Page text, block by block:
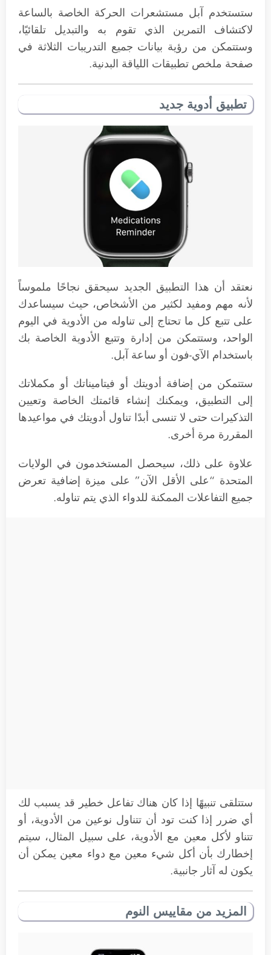
ستستخدم آبل مستشعرات الحركة الخاصة بالساعة
لاكتشاف التمرين الذي تقوم به والتبديل تلقائيًا،
وستتمكن من رؤية بيانات جميع التدريبات الثلاثة في
صفحة ملخص تطبيقات اللياقة البدنية.
تطبيق أدوية جديد
نعتقد أن هذا التطبيق الجديد سيحقق نجاحًا ملموساً
لأنه مهم ومفيد لكثير من الأشخاص، حيث سيساعدك
على تتبع كل ما تحتاج إلى تناوله من الأدوية في اليوم
الواحد، وستتمكن من إدارة وتتبع الأدوية الخاصة بك
باستخدام الآي-فون أو ساعة آبل.
ستتمكن من إضافة أدويتك أو فيتاميناتك أو مكملاتك
إلى التطبيق، ويمكنك إنشاء قائمتك الخاصة وتعيين
التذكيرات حتى لا تنسى أبدًا تناول أدويتك في مواعيدها
المقررة مرة أخرى.
علاوة على ذلك، سيحصل المستخدمون في الولايات
المتحدة “على الأقل الآن” على ميزة إضافية تعرض
جميع التفاعلات الممكنة للدواء الذي يتم تناوله.
ستتلقى تنبيهًا إذا كان هناك تفاعل خطير قد يسبب لك
أي ضرر إذا كنت تود أن تتناول نوعين من الأدوية، أو
تتناو لأكل معين مع الأدوية، على سبيل المثال، سيتم
إخطارك بأن أكل شيء معين مع دواء معين يمكن أن
يكون له آثار جانبية.
المزيد من مقاييس النوم